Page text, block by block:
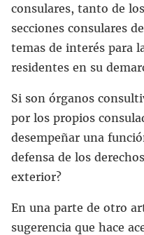
consulares, tanto de
secciones consulares
temas de interés para
residentes en su
Si son órganos
por los propios
desempeñar una
defensa de los
exterior?
En una parte de otro
sugerencia que hace